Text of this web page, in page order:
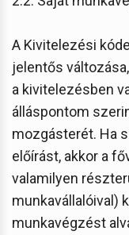
A Kivitelezési
jelentős
a kivitelezésben
álláspontom
mozgásterét. Ha
előírást, akkor a
valamilyen
munkavállalóival)
munkavégzést